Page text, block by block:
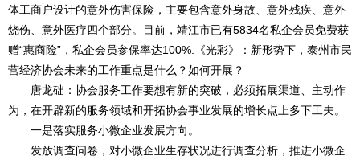
体工商户设计的意外伤害保险，主要包含意外身故、意外残疾、意外
烧伤、意外医疗四个部分。目前，靖江市已有5834名私企会员免费获
赠“惠商险”，私企会员参保率达100%.《光彩》：新形势下，泰州市民
营经济协会未来的工作重点是什么？如何开展？
唐龙础：协会服务工作要想有新的突破，必须拓展渠道、主动作
为，在开辟新的服务领域和开拓协会事业发展的增长点上多下工夫。
一是落实服务小微企业发展方向。
发放调查问卷，对小微企业生存状况进行调查分析，推进小微企